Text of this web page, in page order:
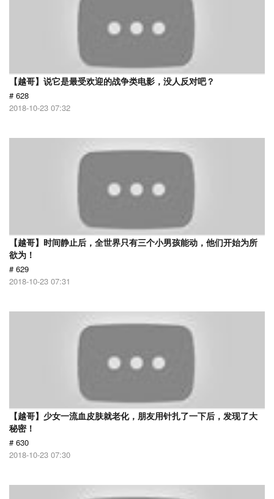
【越哥】说它是最受欢迎的战争类电影，没人反对吧？
# 628
2018-10-23 07:32
【越哥】时间静止后，全世界只有三个小男孩能动，他们开始为所
欲为！
# 629
2018-10-23 07:31
【越哥】少女一流血皮肤就老化，朋友用针扎了一下后，发现了大
秘密！
# 630
2018-10-23 07:30